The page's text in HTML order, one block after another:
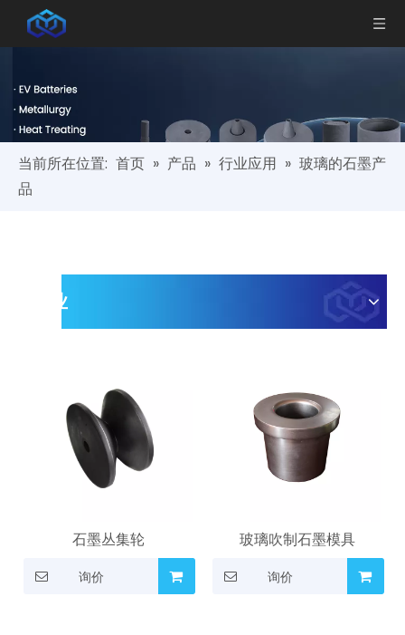
当前所在位置: 首页 » 产品 » 行业应用 » 玻璃的石墨产
品
行业
石墨丛集轮
询价
玻璃吹制石墨模具
询价